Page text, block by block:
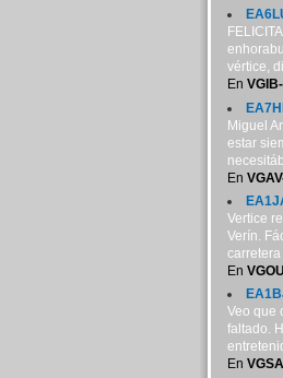
vértice,
En
Miguel
estar
En
Vertice
Verín.
En
Veo que
faltado.
En